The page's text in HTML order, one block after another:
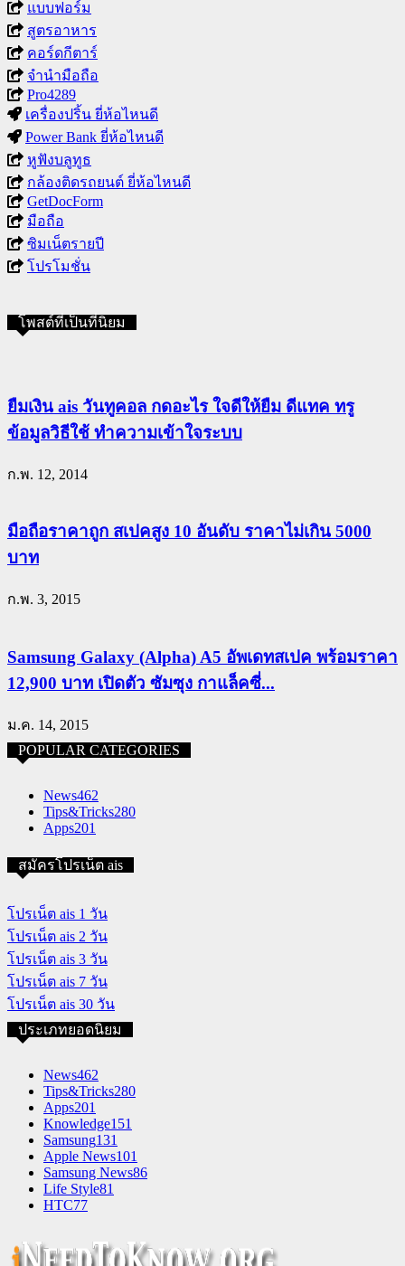
แบบฟอร์ม
สูตรอาหาร
คอร์ดกีตาร์
จำนำมือถือ
Pro4289
เครื่องปริ้น ยี่ห้อไหนดี
Power Bank ยี่ห้อไหนดี
หูฟังบลูทูธ
กล้องติดรถยนต์ ยี่ห้อไหนดี
GetDocForm
มือถือ
ซิมเน็ตรายปี
โปรโมชั่น
โพสต์ที่เป็นที่นิยม
ยืมเงิน ais วันทูคอล กดอะไร ใจดีให้ยืม ดีแทค ทรู
ข้อมูลวิธีใช้ ทำความเข้าใจระบบ
ก.พ. 12, 2014
มือถือราคาถูก สเปคสูง 10 อันดับ ราคาไม่เกิน 5000
บาท
ก.พ. 3, 2015
Samsung Galaxy (Alpha) A5 อัพเดทสเปค พร้อมราคา
12,900 บาท เปิดตัว ซัมซุง กาแล็คซี่...
ม.ค. 14, 2015
POPULAR CATEGORIES
News462
Tips&Tricks280
Apps201
สมัครโปรเน็ต ais
โปรเน็ต ais 1 วัน
โปรเน็ต ais 2 วัน
โปรเน็ต ais 3 วัน
โปรเน็ต ais 7 วัน
โปรเน็ต ais 30 วัน
ประเภทยอดนิยม
News462
Tips&Tricks280
Apps201
Knowledge151
Samsung131
Apple News101
Samsung News86
Life Style81
HTC77